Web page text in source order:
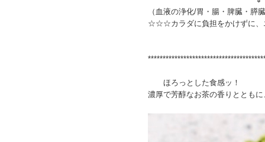
（血液の浄化/胃・腸・脾臓・膵
☆☆☆カラダに負担をかけずに、
ほろっとした食感ッ！
濃厚で芳醇なお茶の香りととも